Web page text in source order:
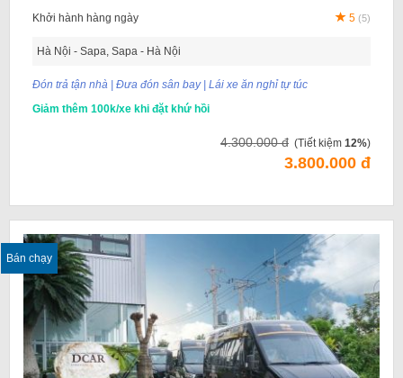
Khởi hành hàng ngày 5 (5)
Hà Nội - Sapa, Sapa - Hà Nội
Đón trả tận nhà | Đưa đón sân bay | Lái xe ăn nghỉ tự túc
Giảm thêm 100k/xe khi đặt khứ hồi
4.300.000 đ (Tiết kiệm 12%)
3.800.000 đ
Bán chạy